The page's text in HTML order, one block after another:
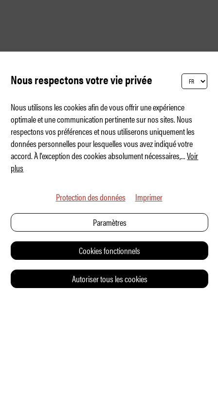
Nous respectons votre vie privée
Nous utilisons les cookies afin de vous offrir une expérience
optimale et une communication pertinente sur nos sites. Nous
respectons vos préférences et nous utiliserons uniquement les
données personnelles pour lesquelles vous avez indiqué votre
accord. À l'exception des cookies absolument nécessaires,...Voir
plus
Protection des données Imprimer
Paramètres
Cookies fonctionnels
Autoriser tous les cookies